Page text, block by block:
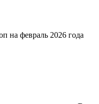
на февраль 2026 года